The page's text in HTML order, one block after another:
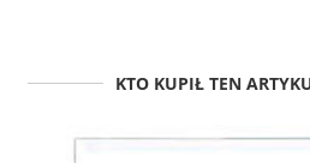
KTO KUPIŁ TEN